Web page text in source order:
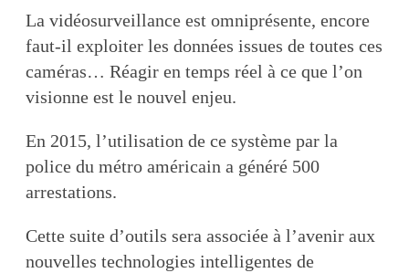
La vidéosurveillance est omniprésente, encore
faut-il exploiter les données issues de toutes ces
caméras… Réagir en temps réel à ce que l’on
visionne est le nouvel enjeu.
En 2015, l’utilisation de ce système par la
police du métro américain a généré 500
arrestations.
Cette suite d’outils sera associée à l’avenir aux
nouvelles technologies intelligentes de